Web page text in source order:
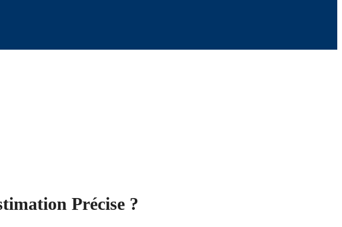
Précise ?